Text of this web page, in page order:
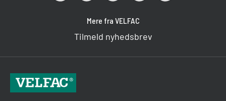
Mere fra VELFAC
Tilmeld nyhedsbrev